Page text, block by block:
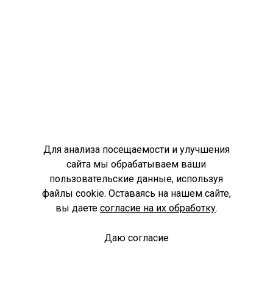
Для анализа посещаемости и улучшения
сайта мы обрабатываем ваши
пользовательские данные, используя
файлы cookie. Оставаясь на нашем сайте,
вы даете согласие на их обработку.
Даю согласие